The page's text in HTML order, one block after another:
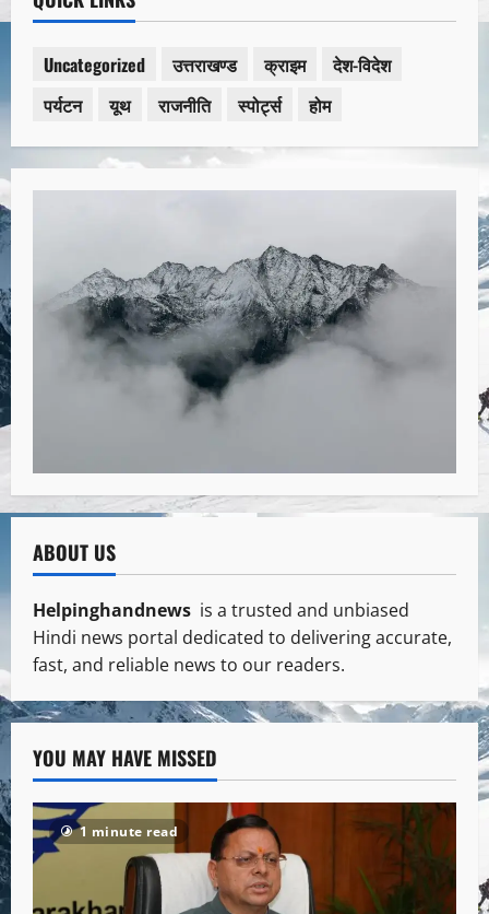
Uncategorized उत्तराखण्ड क्राइम
देश-विदेश
पर्यटन
यूथ राजनीति स्पोर्ट्स होम
ABOUT US
Helpinghandnews is a trusted and unbiased
Hindi news portal dedicated to delivering accurate,
fast, and reliable news to our readers.
YOU MAY HAVE MISSED
1 minute read